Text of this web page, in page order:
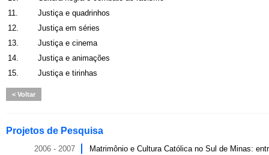
11.
Justiça e quadrinhos
12.
Justiça em séries
13.
Justiça e cinema
14.
Justiça e animações
15.
Justiça e tirinhas
Voltar
Projetos de Pesquisa
2006 - 2007 Matrimônio e Cultura Católica no Sul de Minas: